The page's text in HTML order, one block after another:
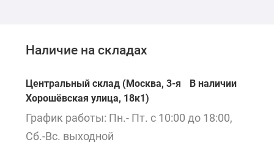
Наличие на складах
Центральный склад (Москва, 3-я
Хорошёвская улица, 18к1)
В наличии
График работы: Пн.- Пт. с 10:00 до 18:00,
Сб.-Вс. выходной